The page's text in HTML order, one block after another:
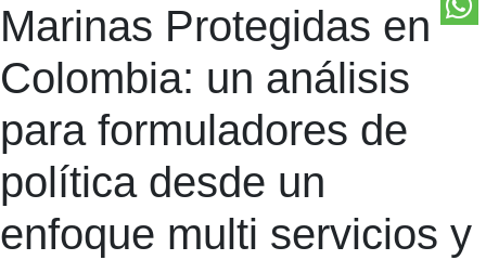
Marinas Protegidas en
Colombia: un análisis
para formuladores de
política desde un
enfoque multi servicios y